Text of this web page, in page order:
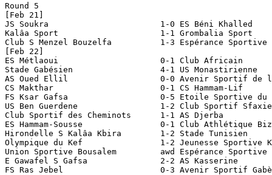
Round 5
[Feb 21]
JS Soukra		        1-0 ES Béni Khalled
Kalâa Sport		        1-1 Grombalia Sport			[1-1 aet; 4-3 pen]
Club S Menzel Bouzelfa	        1-3 Espérance Sportive Tunis
[Feb 22]
ES Métlaoui		        0-1 Club Africain
Stade Gabésien		        4-1 US Monastirienne
AS Oued Ellil		        0-0 Avenir Sportif de la Marsa		[aet; 1-4 pen]
CS Makthar		        0-1 CS Hammam-Lif
FS Ksar Gafsa		        0-5 Etoile Sportive du Sahel
US Ben Guerdene		        1-2 Club Sportif Sfaxien
Club Sportif des Cheminots      1-1 AS Djerba				[2-2 aet; 1-3 pen]
ES Hammam-Sousse	        0-1 Club Athlétique Bizertin		[aet]
Hirondelle S Kalâa Kbira        1-2 Stade Tunisien
Olympique du Kef	        1-2 Jeunesse Sportive Kairouanaise
Union Sportive Bousalem         awd Espérance Sportive Zarzis		[0-2 awarded; US
E Gawafel S Gafsa	        2-2 AS Kasserine			[2-4 aet]
FS Ras Jebel		        0-3 Avenir Sportif Gabès